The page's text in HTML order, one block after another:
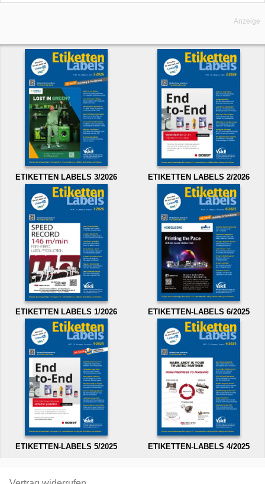
Anzeige
ETIKETTEN LABELS 3/2026 ETIKETTEN LABELS 2/2026
ETIKETTEN LABELS 1/2026 ETIKETTEN-LABELS 6/2025
ETIKETTEN-LABELS 5/2025 ETIKETTEN-LABELS 4/2025